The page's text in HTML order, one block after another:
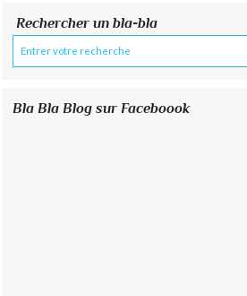
Rechercher un bla-bla
Bla Bla Blog sur Faceboook